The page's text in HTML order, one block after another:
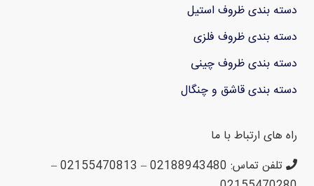
دسته بندی ظروف استیل
دسته بندی ظروف فلزی
دسته بندی ظروف چینی
دسته بندی قاشق و چنگال
راه های ارتباط با ما
تلفن تماس: 02188943480 – 02155470813 –